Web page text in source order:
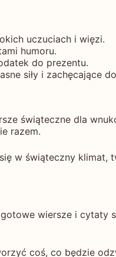
uczuciach i więzi.
humoru.
do prezentu.
siły i zachęcające
świąteczne dla
razem.
w świąteczny
wiersze i
coś, co będzie